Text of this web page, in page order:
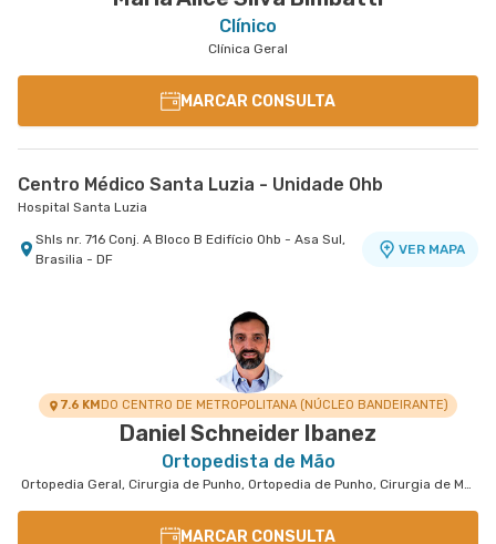
Clínico
Clínica Geral
MARCAR CONSULTA
Centro Médico Santa Luzia - Unidade Ohb
Hospital Santa Luzia
Shls nr. 716 Conj. A Bloco B Edifício Ohb - Asa Sul,
Brasilia - DF
VER MAPA
7.6 KMDO CENTRO DE METROPOLITANA (NÚCLEO BANDEIRANTE)
Daniel Schneider Ibanez
Ortopedista de Mão
Ortopedia Geral, Cirurgia de Punho, Ortopedia de Punho, Cirurgia de Mão
MARCAR CONSULTA